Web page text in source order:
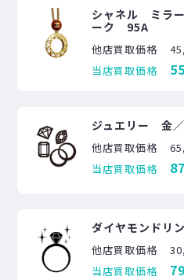
シャネル ミラ
ーク 95A
他店買取価格
当店買取価格
ジュエリー 金
他店買取価格
当店買取価格
ダイヤモンド
他店買取価格
当店買取価格